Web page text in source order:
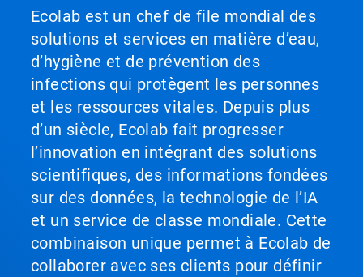
Ecolab est un chef de file mondial des
solutions et services en matière d’eau,
d’hygiène et de prévention des
infections qui protègent les personnes
et les ressources vitales. Depuis plus
d’un siècle, Ecolab fait progresser
l’innovation en intégrant des solutions
scientifiques, des informations fondées
sur des données, la technologie de l’IA
et un service de classe mondiale. Cette
combinaison unique permet à Ecolab de
collaborer avec ses clients pour définir